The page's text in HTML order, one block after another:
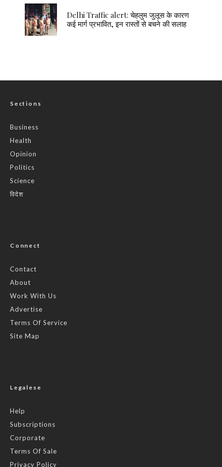
Delhi Traffic alert: चेहलुम जुलूस के कारण
कई मार्ग प्रभावित, इन रास्तों से बचने की सलाह
Sections
Business
Health
Opinion
Politics
Science
विदेश
Connect
Contact
About
Work With Us
Advertise
Terms Of Service
Site Map
Legalese
Help
Subscriptions
Corporate
Terms Of Sale
Privacy Policy